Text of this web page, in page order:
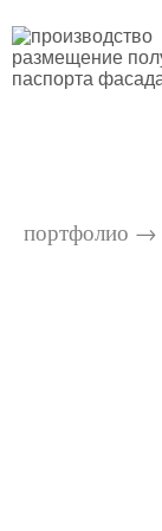
портфолио →